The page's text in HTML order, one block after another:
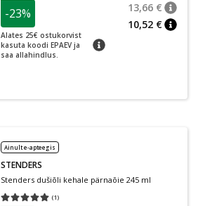
-23%
Alates 25€ ostukorvist
kasuta koodi EPAEV ja
saa allahindlus.
nõuanne
13,66 €
10,52 €
Ainult e-apteegis
STENDERS
Stenders dušiõli kehale pärnaõie 245 ml
(1)
Keskmine hinnang 5.00